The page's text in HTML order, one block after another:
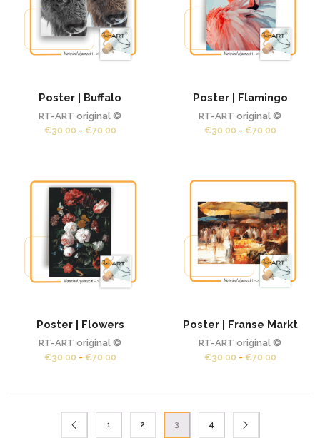
Poster | Buffalo
RT-ART original ©
€30,00 - €70,00Prijsklasse:
Poster | Flamingo
RT-ART original ©
€30,00 - €70,00
Poster | Flowers
RT-ART original ©
€30,00 - €70,00Prijsklasse:
€70,00
Poster | Franse Markt
RT-ART original ©
€30,00 - €70,00
€70,00
1 2 3 4